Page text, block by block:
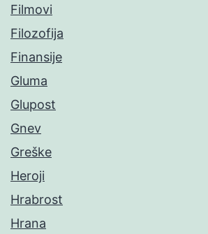
Filmovi
Filozofija
Finansije
Gluma
Glupost
Gnev
Greške
Heroji
Hrabrost
Hrana